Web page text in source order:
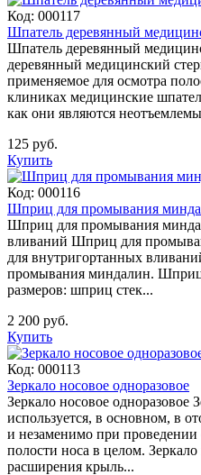
Код: 000117
Шпатель деревянный
Шпатель деревянный
деревянный медицинский
применяемое для осмотра
клиниках медицинские
как они являются
125 руб.
Купить
Код: 000116
Шприц для промывания
Шприц для промывания
вливаний Шприц для
для внутригортанных
промывания миндалин.
размеров: шприц стек...
2 200 руб.
Купить
Код: 000113
Зеркало носовое одноразовое
Зеркало носовое одноразовое
используется, в основном, в
и незаменимо при
полости носа в целом.
расширения крыль...